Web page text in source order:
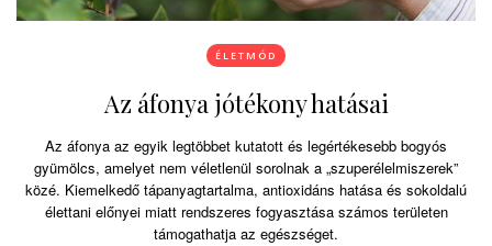
ÉLETMÓD
Az áfonya jótékony hatásai
Az áfonya az egyik legtöbbet kutatott és legértékesebb bogyós
gyümölcs, amelyet nem véletlenül sorolnak a „szuperélelmiszerek”
közé. Kiemelkedő tápanyagtartalma, antioxidáns hatása és sokoldalú
élettani előnyei miatt rendszeres fogyasztása számos területen
támogathatja az egészséget.